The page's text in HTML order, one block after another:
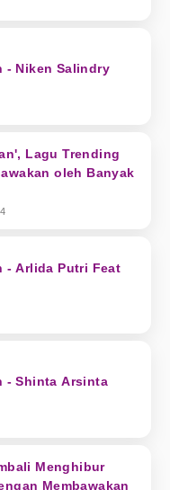
- Niken Salindry
Lagu Trending
oleh Banyak
- Arlida Putri Feat
- Shinta Arsinta
Menghibur
Membawakan